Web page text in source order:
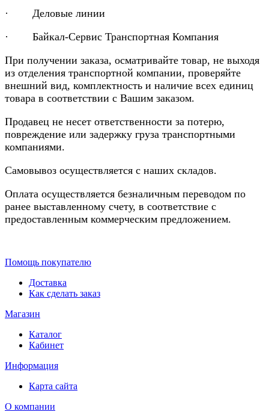
· Деловые линии
· Байкал-Сервис Транспортная Компания
При получении заказа, осматривайте товар, не выходя
из отделения транспортной компании, проверяйте
внешний вид, комплектность и наличие всех единиц
товара в соответствии с Вашим заказом.
Продавец не несет ответственности за потерю,
повреждение или задержку груза транспортными
компаниями.
Самовывоз осуществляется с наших складов.
Оплата осуществляется безналичным переводом по
ранее выставленному счету, в соответствие с
предоставленным коммерческим предложением.
Помощь покупателю
Доставка
Как сделать заказ
Магазин
Каталог
Кабинет
Информация
Карта сайта
О компании